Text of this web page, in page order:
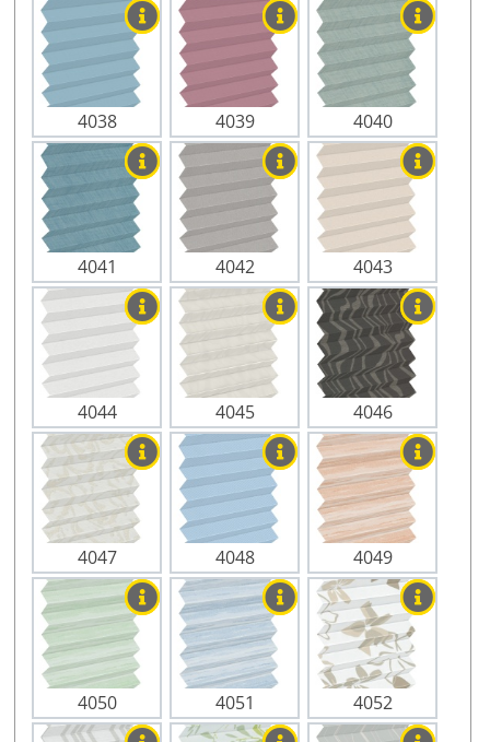
4038 4039 4040
4041 4042 4043
4044 4045 4046
4047 4048 4049
4050 4051 4052